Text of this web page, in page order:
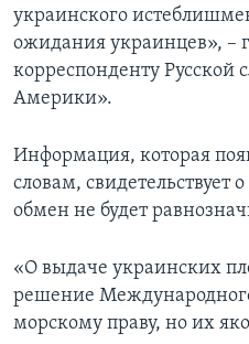
украинского
ожидания украинцев», –
корреспонденту Русской
Америки».
Информация, которая
словам, свидетельствует
обмен не будет
«О выдаче украинских
решение
морскому праву, но их